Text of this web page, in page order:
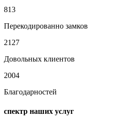
813
Перекодированно замков
2127
Довольных клиентов
2004
Благодарностей
спектр наших услуг